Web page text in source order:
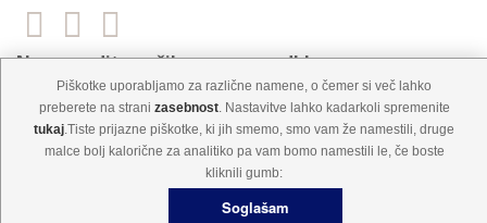
Ne zamudite naših super ponudb!
Piškotke uporabljamo za različne namene, o čemer si več lahko
preberete na strani zasebnost. Nastavitve lahko kadarkoli spremenite
tukaj.Tiste prijazne piškotke, ki jih smemo, smo vam že namestili, druge
malce bolj kalorične za analitiko pa vam bomo namestili le, če boste
kliknili gumb: